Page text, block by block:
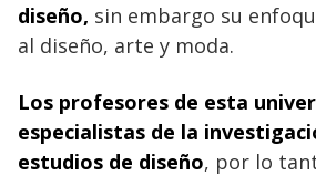
diseño, sin embargo su
al diseño, arte y moda.
Los profesores de esta
especialistas de la
estudios de diseño, por lo